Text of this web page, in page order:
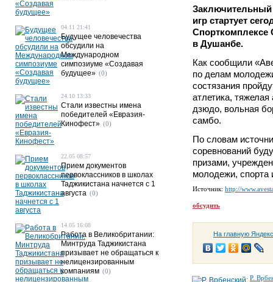
игр стартует
Спорткомплексе
в Душанбе.
Как сообщили
по делам
состязания
атлетика,
дзюдо, вольная
самбо.
По словам
соревнований
призами,
молодежи, спорта
Источник: http://
обсудить
На главную
Р.
04.11 21:41
Будущее человечества
обсудили на
Международном
симпозиуме «Создавая
будущее» (0)
24.10 13:33
Стали известны имена
победителей «Евразия-
Кинофест» (0)
22.05 08:57
Прием документов
первоклассников в школах
Таджикистана начнется с 1
августа (0)
14.05 16:08
Работа в Великобритании:
Минтруда Таджикистана
призывает не обращаться к
нелицензированным
компаниям (0)